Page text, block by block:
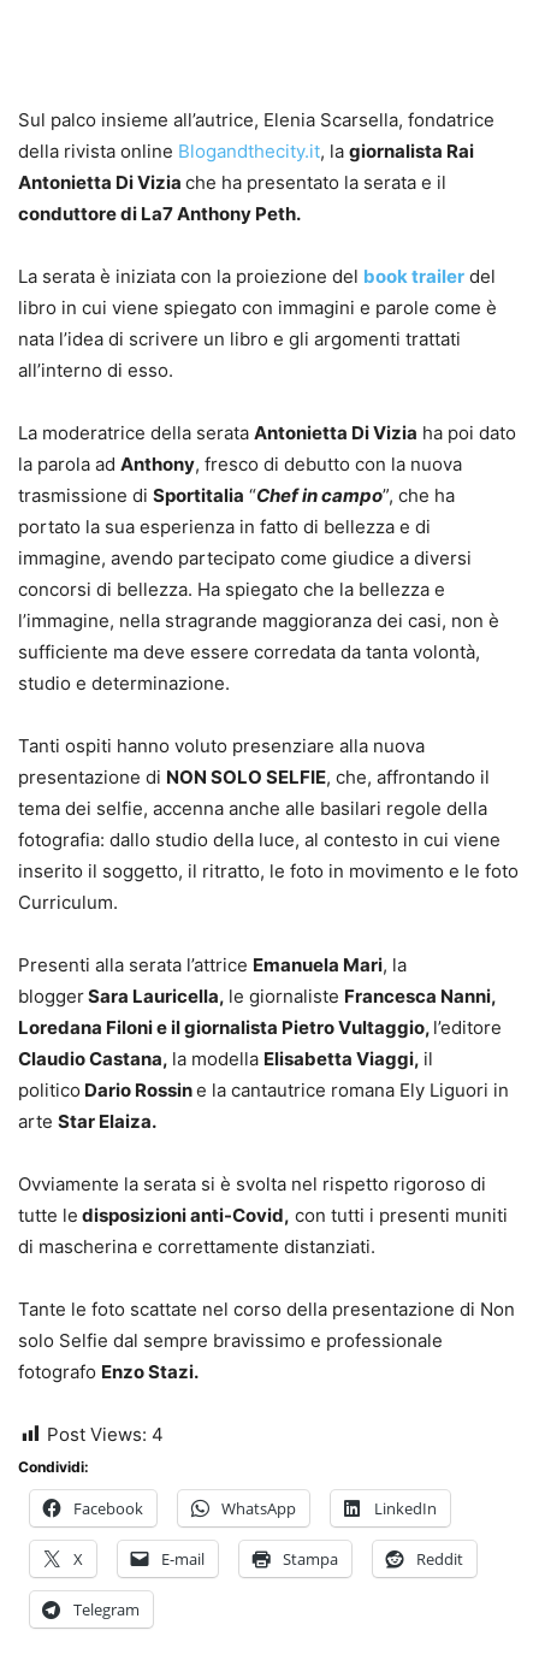
Sul palco insieme all’autrice, Elenia Scarsella, fondatrice
della rivista online Blogandthecity.it, la giornalista Rai
Antonietta Di Vizia che ha presentato la serata e il
conduttore di La7 Anthony Peth.
La serata è iniziata con la proiezione del book trailer del
libro in cui viene spiegato con immagini e parole come è
nata l’idea di scrivere un libro e gli argomenti trattati
all’interno di esso.
La moderatrice della serata Antonietta Di Vizia ha poi dato
la parola ad Anthony, fresco di debutto con la nuova
trasmissione di Sportitalia “Chef in campo”, che ha
portato la sua esperienza in fatto di bellezza e di
immagine, avendo partecipato come giudice a diversi
concorsi di bellezza. Ha spiegato che la bellezza e
l’immagine, nella stragrande maggioranza dei casi, non è
sufficiente ma deve essere corredata da tanta volontà,
studio e determinazione.
Tanti ospiti hanno voluto presenziare alla nuova
presentazione di NON SOLO SELFIE, che, affrontando il
tema dei selfie, accenna anche alle basilari regole della
fotografia: dallo studio della luce, al contesto in cui viene
inserito il soggetto, il ritratto, le foto in movimento e le foto
Curriculum.
Presenti alla serata l’attrice Emanuela Mari, la
bloggerSara Lauricella, le giornaliste Francesca Nanni,
Loredana Filoni e il giornalista Pietro Vultaggio, l’editore
Claudio Castana, la modella Elisabetta Viaggi, il
politico Dario Rossine la cantautrice romana Ely Liguori in
arte Star Elaiza.
Ovviamente la serata si è svolta nel rispetto rigoroso di
tutte le disposizioni anti-Covid, con tutti i presenti muniti
di mascherina e correttamente distanziati.
Tante le foto scattate nel corso della presentazione di Non
solo Selfie dal sempre bravissimo e professionale
fotografo Enzo Stazi.
Post Views: 4
Condividi:
Facebook WhatsApp LinkedIn
X E-mail Stampa Reddit
Telegram